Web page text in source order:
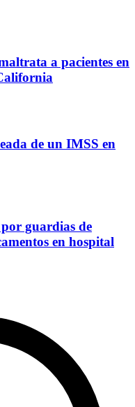
a pacientes en
de un IMSS en
guardias de
en hospital